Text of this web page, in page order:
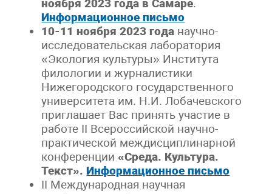
ноября 2023 года в Самаре.
Информационное письмо
10-11 ноября 2023 года научно-
исследовательская лаборатория
«Экология культуры» Института
филологии и журналистики
Нижегородского государственного
университета им. Н.И. Лобачевского
приглашает Вас принять участие в
работе II Всероссийской научно-
практической междисциплинарной
конференции «Среда. Культура.
Текст».Информационное письмо
II Международная научная